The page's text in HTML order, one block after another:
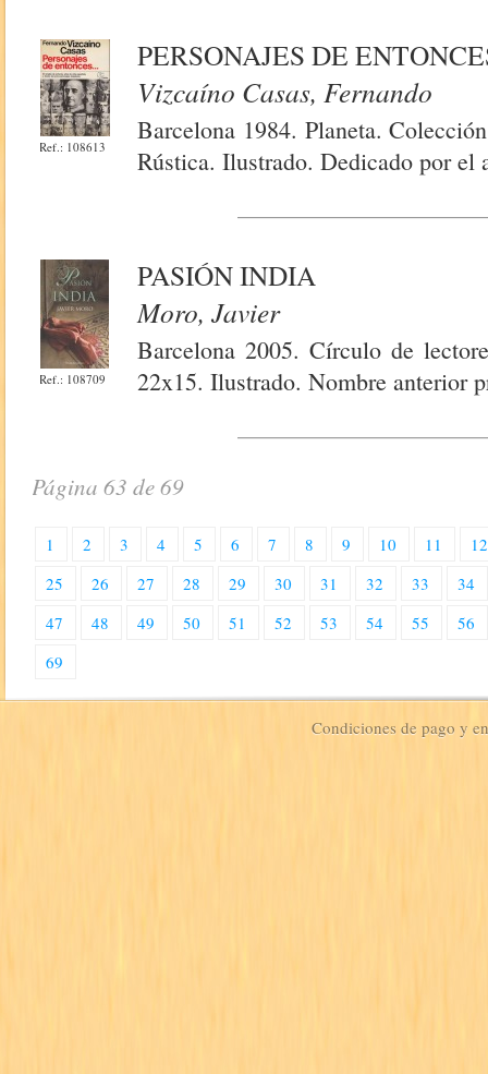
Ref.: 108613
PERSONAJES DE
Vizcaíno Casas, Fernando
Barcelona 1984. Planeta.
Rústica. Ilustrado. Dedicado por el
Ref.: 108709
PASIÓN INDIA
Moro, Javier
Barcelona 2005. Círculo de
22x15. Ilustrado. Nombre anterior
Página 63 de 69
1 2 3 4 5 6 7 8 9 10 11
12
25
26 27 28 29 30 31 32 33
34
47
48 49 50 51 52 53 54 55
56
69
Condiciones de pago y